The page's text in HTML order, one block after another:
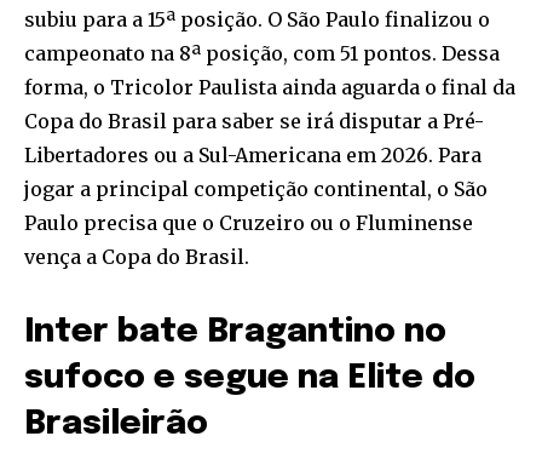
subiu para a 15ª posição. O São Paulo finalizou o
campeonato na 8ª posição, com 51 pontos. Dessa
forma, o Tricolor Paulista ainda aguarda o final da
Copa do Brasil para saber se irá disputar a Pré-
Libertadores ou a Sul-Americana em 2026. Para
jogar a principal competição continental, o São
Paulo precisa que o Cruzeiro ou o Fluminense
vença a Copa do Brasil.
Inter bate Bragantino no
sufoco e segue na Elite do
Brasileirão